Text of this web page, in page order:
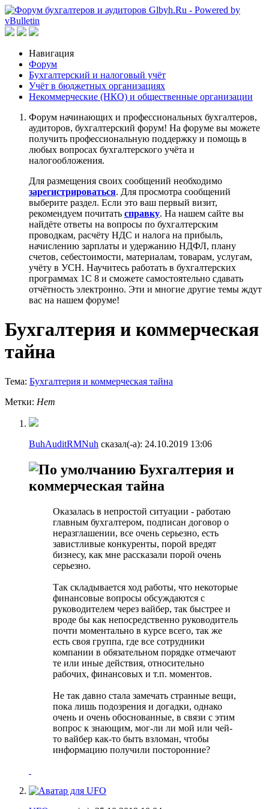
Навигация
Форум
Бухгалтерский и налоговый учёт
Учёт в бюджетных организациях
Некоммерческие (НКО) и общественные организации
Форум начинающих и профессиональных бухгалтеров,
аудиторов, бухгалтерский форум! На форуме вы можете
получить профессиональную поддержку и помощь в
любых вопросах бухгалтерского учёта и
налогообложения.
Для размещения своих сообщений необходимо
зарегистрироваться. Для просмотра сообщений
выберите раздел. Если это ваш первый визит,
рекомендуем почитать справку. На нашем сайте вы
найдёте ответы на вопросы по бухгалтерским
проводкам, расчёту НДС и налога на прибыль,
начислению зарплаты и удержанию НДФЛ, плану
счетов, себестоимости, материалам, товарам, услугам,
учёту в УСН. Научитесь работать в бухгалтерских
программах 1С 8 и сможете самостоятельно сдавать
отчётность электронно. Эти и многие другие темы ждут
вас на нашем форуме!
Бухгалтерия и коммерческая
тайна
Тема: Бухгалтерия и коммерческая тайна
Метки: Нет
BuhAuditRMNuh сказал(-а): 24.10.2019 13:06
Бухгалтерия и
коммерческая тайна
Оказалась в непростой ситуации - работаю
главным бухгалтером, подписан договор о
неразглашении, все очень серьезно, есть
завистливые конкуренты, порой вредят
бизнесу, как мне рассказали порой очень
серьезно.
Так складывается ход работы, что некоторые
финансовые вопросы обсуждаются с
руководителем через вайбер, так быстрее и
вроде бы как непосредственно руководитель
почти моментально в курсе всего, так же
есть своя группа, где все сотрудники
компании в обязательном порядке отмечают
те или иные действия, относительно
рабочих, финансовых и т.п. моментов.
Не так давно стала замечать странные вещи,
пока лишь подозрения и догадки, однако
очень и очень обоснованные, в связи с этим
вопрос к знающим, мог-ли ли мой или чей-
то вайбер как-то быть взломан, чтобы
информацию получили посторонние?